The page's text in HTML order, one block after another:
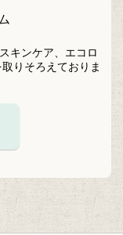
キンケア、エコロ
りそろえておりま